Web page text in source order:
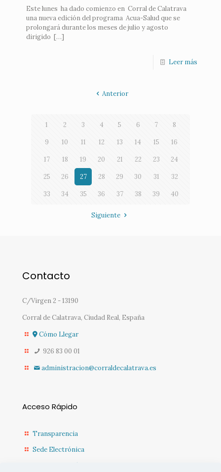
Este lunes ha dado comienzo en Corral de Calatrava
una nueva edición del programa Acua-Salud que se
prolongará durante los meses de julio y agosto
dirigido […]
Leer más
Anterior
1 2 3 4 5 6 7 8
9 10 11 12 13 14 15 16
17 18 19 20 21 22 23 24
25 26 27 28 29 30 31 32
33 34 35 36 37 38 39 40
Siguiente
Contacto
C/Virgen 2 - 13190
Corral de Calatrava, Ciudad Real, España
Cómo Llegar
926 83 00 01
administracion@corraldecalatrava.es
Acceso Rápido
Transparencia
Sede Electrónica
Sede Diputación CR